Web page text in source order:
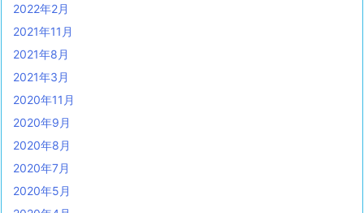
2022年2月
2021年11月
2021年8月
2021年3月
2020年11月
2020年9月
2020年8月
2020年7月
2020年5月